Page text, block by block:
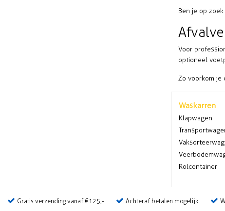
Ben je op
Voor
optioneel
Zo voorkom je
Waskarren
Klapwagen
Rolcontainer
Gratis verzending vanaf €125,- Achteraf betalen mogelijk